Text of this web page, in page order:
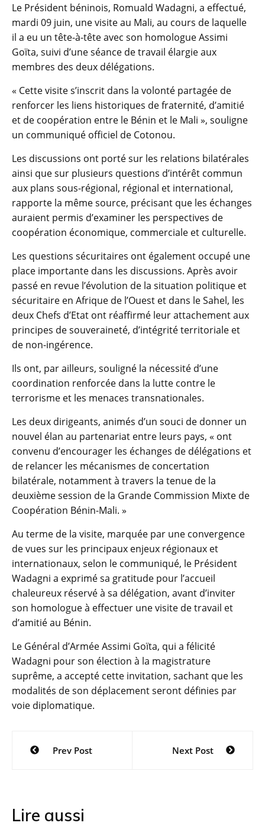
Le Président béninois, Romuald Wadagni, a effectué,
mardi 09 juin, une visite au Mali, au cours de laquelle
il a eu un tête-à-tête avec son homologue Assimi
Goïta, suivi d’une séance de travail élargie aux
membres des deux délégations.
« Cette visite s’inscrit dans la volonté partagée de
renforcer les liens historiques de fraternité, d’amitié
et de coopération entre le Bénin et le Mali », souligne
un communiqué officiel de Cotonou.
Les discussions ont porté sur les relations bilatérales
ainsi que sur plusieurs questions d’intérêt commun
aux plans sous-régional, régional et international,
rapporte la même source, précisant que les échanges
auraient permis d’examiner les perspectives de
coopération économique, commerciale et culturelle.
Les questions sécuritaires ont également occupé une
place importante dans les discussions. Après avoir
passé en revue l’évolution de la situation politique et
sécuritaire en Afrique de l’Ouest et dans le Sahel, les
deux Chefs d’Etat ont réaffirmé leur attachement aux
principes de souveraineté, d’intégrité territoriale et
de non-ingérence.
Ils ont, par ailleurs, souligné la nécessité d’une
coordination renforcée dans la lutte contre le
terrorisme et les menaces transnationales.
Les deux dirigeants, animés d’un souci de donner un
nouvel élan au partenariat entre leurs pays, « ont
convenu d’encourager les échanges de délégations et
de relancer les mécanismes de concertation
bilatérale, notamment à travers la tenue de la
deuxième session de la Grande Commission Mixte de
Coopération Bénin-Mali. »
Au terme de la visite, marquée par une convergence
de vues sur les principaux enjeux régionaux et
internationaux, selon le communiqué, le Président
Wadagni a exprimé sa gratitude pour l’accueil
chaleureux réservé à sa délégation, avant d’inviter
son homologue à effectuer une visite de travail et
d’amitié au Bénin.
Le Général d’Armée Assimi Goïta, qui a félicité
Wadagni pour son élection à la magistrature
suprême, a accepté cette invitation, sachant que les
modalités de son déplacement seront définies par
voie diplomatique.
Navigation
Prev Post Next Post
Lire aussi